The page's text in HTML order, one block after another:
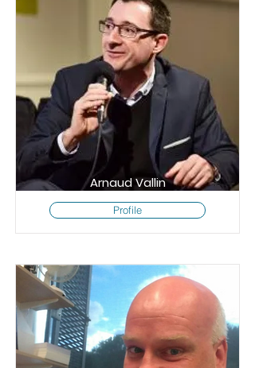
Arnaud Vallin
Profile